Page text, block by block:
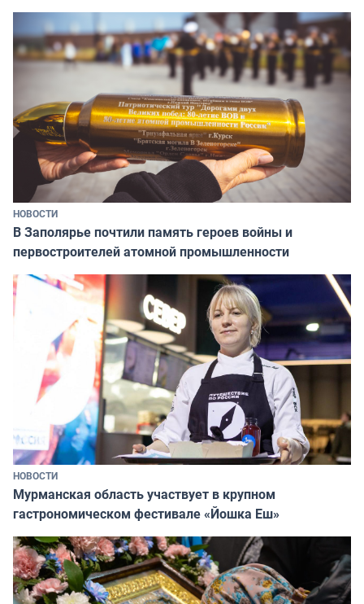
НОВОСТИ
В Заполярье почтили память героев войны и
первостроителей атомной промышленности
НОВОСТИ
Мурманская область участвует в крупном
гастрономическом фестивале «Йошка Еш»